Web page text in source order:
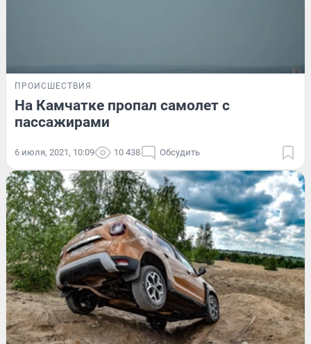
ПРОИСШЕСТВИЯ
На Камчатке пропал самолет с
пассажирами
6 июля, 2021, 10:09 10 438 Обсудить